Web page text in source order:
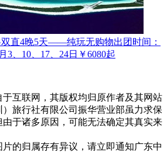
双直4晚5天——纯玩无购物出团时间：
3、10、17、24日 ￥6080起
互联网，其版权均归原作者及其网站
旅行社有限公司振华营业部虽力求保
于诸多原因，可能无法确定其真实来
的归属存有异议，请立即通知广东中